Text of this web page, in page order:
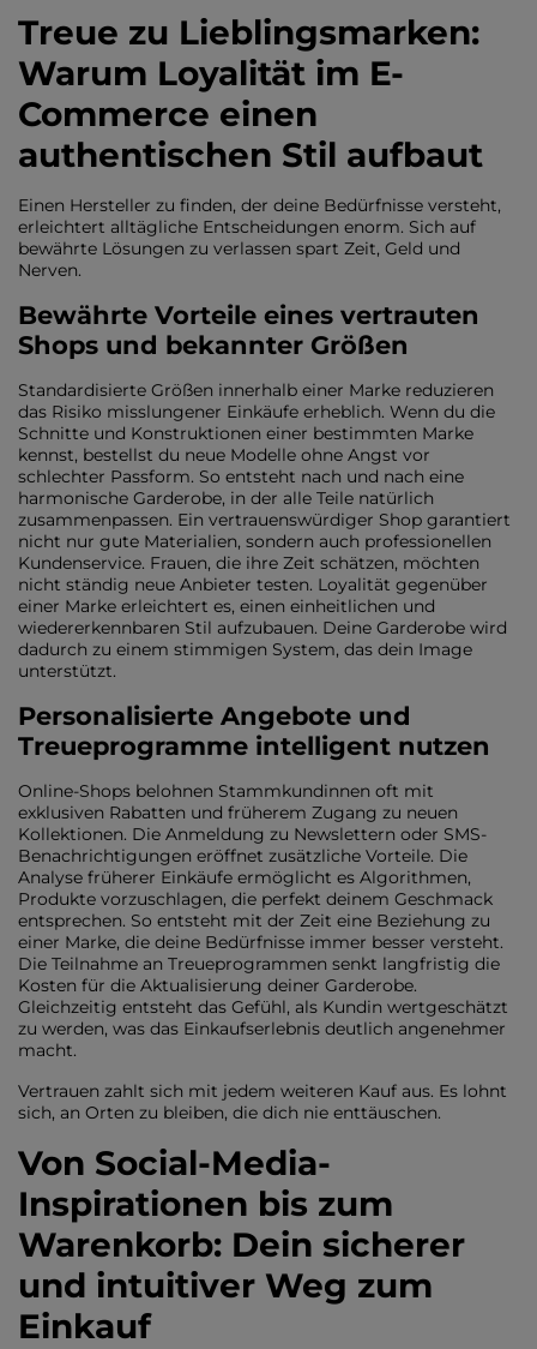
Treue zu Lieblingsmarken:
Warum Loyalität im E-
Commerce einen
authentischen Stil aufbaut
Einen Hersteller zu finden, der deine Bedürfnisse versteht,
erleichtert alltägliche Entscheidungen enorm. Sich auf
bewährte Lösungen zu verlassen spart Zeit, Geld und
Nerven.
Bewährte Vorteile eines vertrauten
Shops und bekannter Größen
Standardisierte Größen innerhalb einer Marke reduzieren
das Risiko misslungener Einkäufe erheblich. Wenn du die
Schnitte und Konstruktionen einer bestimmten Marke
kennst, bestellst du neue Modelle ohne Angst vor
schlechter Passform. So entsteht nach und nach eine
harmonische Garderobe, in der alle Teile natürlich
zusammenpassen. Ein vertrauenswürdiger Shop garantiert
nicht nur gute Materialien, sondern auch professionellen
Kundenservice. Frauen, die ihre Zeit schätzen, möchten
nicht ständig neue Anbieter testen. Loyalität gegenüber
einer Marke erleichtert es, einen einheitlichen und
wiedererkennbaren Stil aufzubauen. Deine Garderobe wird
dadurch zu einem stimmigen System, das dein Image
unterstützt.
Personalisierte Angebote und
Treueprogramme intelligent nutzen
Online-Shops belohnen Stammkundinnen oft mit
exklusiven Rabatten und früherem Zugang zu neuen
Kollektionen. Die Anmeldung zu Newslettern oder SMS-
Benachrichtigungen eröffnet zusätzliche Vorteile. Die
Analyse früherer Einkäufe ermöglicht es Algorithmen,
Produkte vorzuschlagen, die perfekt deinem Geschmack
entsprechen. So entsteht mit der Zeit eine Beziehung zu
einer Marke, die deine Bedürfnisse immer besser versteht.
Die Teilnahme an Treueprogrammen senkt langfristig die
Kosten für die Aktualisierung deiner Garderobe.
Gleichzeitig entsteht das Gefühl, als Kundin wertgeschätzt
zu werden, was das Einkaufserlebnis deutlich angenehmer
macht.
Vertrauen zahlt sich mit jedem weiteren Kauf aus. Es lohnt
sich, an Orten zu bleiben, die dich nie enttäuschen.
Von Social-Media-
Inspirationen bis zum
Warenkorb: Dein sicherer
und intuitiver Weg zum
Einkauf